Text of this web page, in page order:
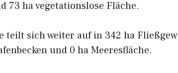
73 ha vegetationslose Fläche.
teilt sich weiter auf in 342 ha
und 0 ha Meeresfläche.